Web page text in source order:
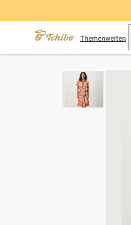
Themenwelten